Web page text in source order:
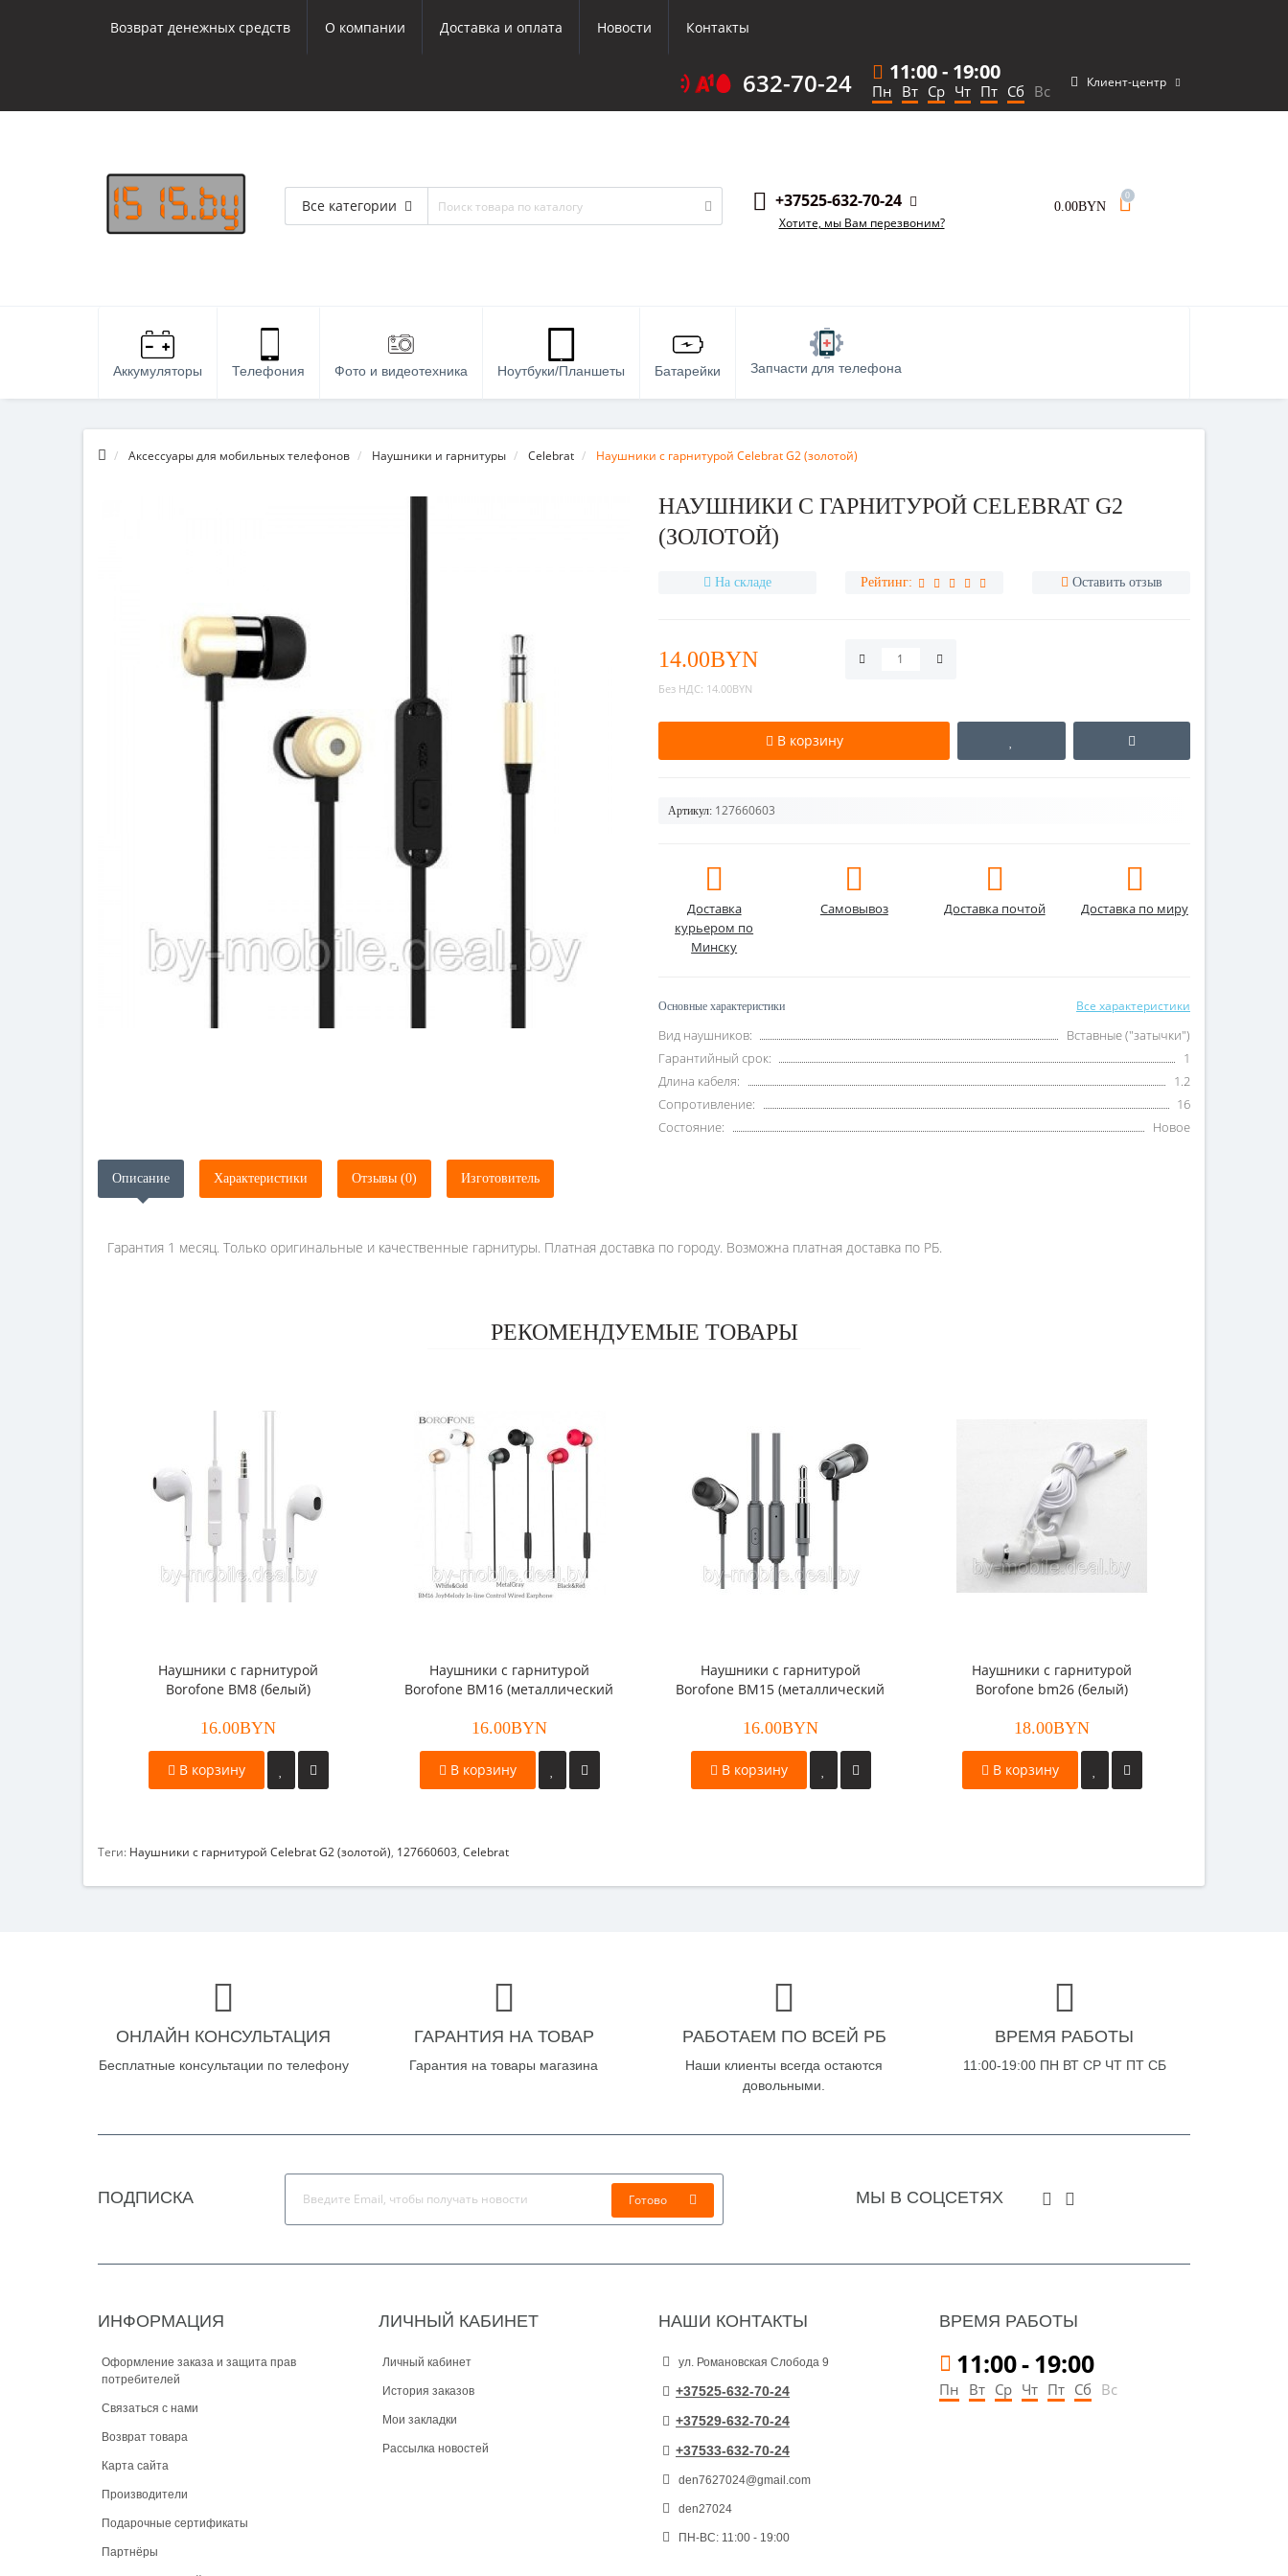
Возврат денежных средств О компании Доставка и оплата Новости Контакты
632-70-24 11:00- 19:00
Пн Вт Ср Чт Пт Сб Вс Клиент-центр
Все категории +37525-632-70-24
Хотите, мы Вам перезвоним?
0.00BYN
0
Аккумуляторы Телефония Фото и видеотехника Ноутбуки/Планшеты Батарейки Запчасти для телефона
Аксессуары для мобильных телефонов Наушники и гарнитуры Celebrat Наушники с гарнитурой Celebrat G2 (золотой)
НАУШНИКИ С ГАРНИТУРОЙ CELEBRAT G2
(ЗОЛОТОЙ)
На складе Рейтинг: Оставить отзыв
14.00BYN
Без НДС: 14.00BYN
В корзину
Артикул: 127660603
Доставка
курьером по
Минску
Самовывоз Доставка почтой Доставка по миру
Основные характеристики Все характеристики
Вид наушников:
Вставные ("затычки")
Гарантийный срок:
1
Длина кабеля:
1.2
Сопротивление:
16
Состояние:
Новое
Описание Характеристики Отзывы (0) Изготовитель
Гарантия 1 месяц. Только оригинальные и качественные гарнитуры. Платная доставка по городу. Возможна платная доставка по РБ.
РЕКОМЕНДУЕМЫЕ ТОВАРЫ
Наушники с гарнитурой
Borofone BM8 (белый)
16.00BYN
В корзину
Наушники с гарнитурой
Borofone BM16 (металлический
16.00BYN
В корзину
Наушники с гарнитурой
Borofone BM15 (металлический
16.00BYN
В корзину
Наушники с гарнитурой
Borofone bm26 (белый)
18.00BYN
В корзину
Теги: Наушники с гарнитурой Celebrat G2 (золотой), 127660603, Celebrat
ОНЛАЙН КОНСУЛЬТАЦИЯ
Бесплатные консультации по телефону
ГАРАНТИЯ НА ТОВАР
Гарантия на товары магазина
РАБОТАЕМ ПО ВСЕЙ РБ
Наши клиенты всегда остаются
довольными.
ВРЕМЯ РАБОТЫ
11:00-19:00 ПН ВТ СР ЧТ ПТ СБ
ПОДПИСКА Готово МЫ В СОЦСЕТЯХ
ИНФОРМАЦИЯ
Оформление заказа и защита прав
потребителей
Связаться с нами
Возврат товара
Карта сайта
Производители
Подарочные сертификаты
Партнёры
ЛИЧНЫЙ КАБИНЕТ
Личный кабинет
История заказов
Мои закладки
Рассылка новостей
НАШИ КОНТАКТЫ
ул. Романовская Слобода 9
+37525-632-70-24
+37529-632-70-24
+37533-632-70-24
den7627024@gmail.com
den27024
ПН-ВС: 11:00 - 19:00
ВРЕМЯ РАБОТЫ
11:00-19:00
Пн Вт Ср Чт Пт Сб Вс